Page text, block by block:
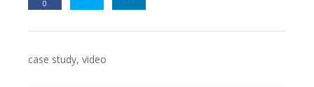
0
case study,video